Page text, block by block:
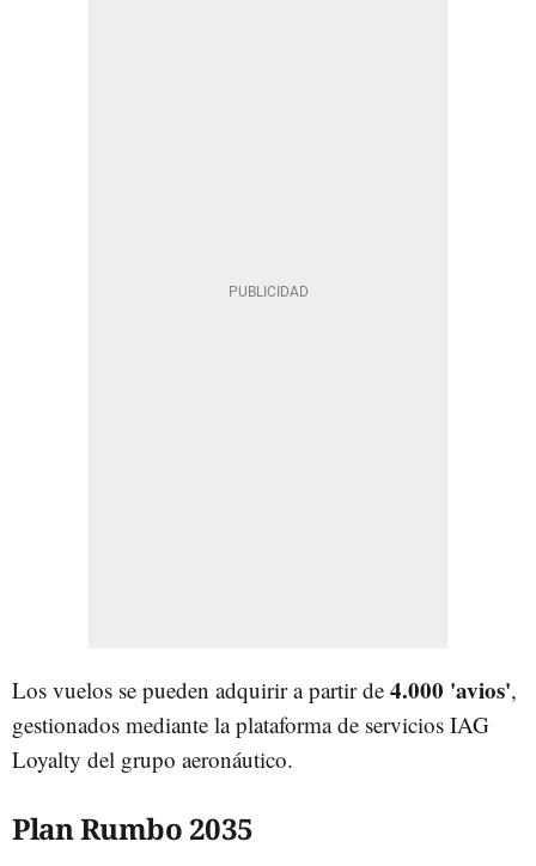
Los vuelos se pueden adquirir a partir de 4.000 'avios',
gestionados mediante la plataforma de servicios IAG
Loyalty del grupo aeronáutico.
Plan Rumbo 2035